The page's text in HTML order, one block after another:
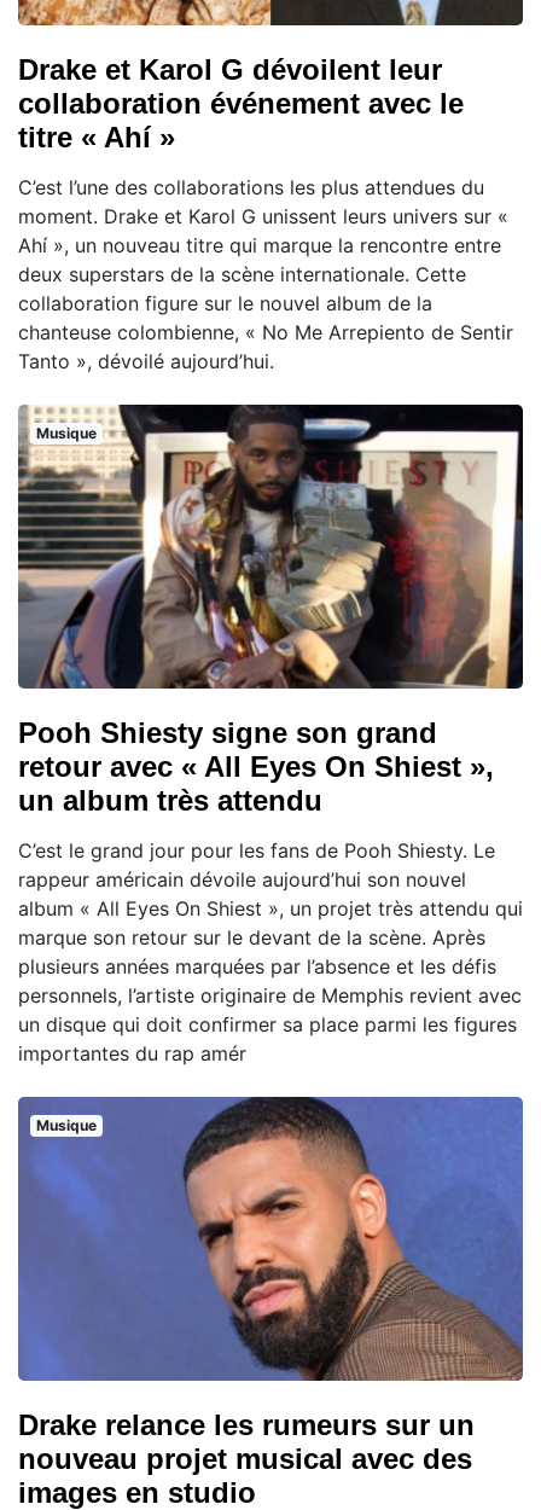
Drake et Karol G dévoilent leur
collaboration événement avec le
titre « Ahí »
C’est l’une des collaborations les plus attendues du
moment. Drake et Karol G unissent leurs univers sur «
Ahí », un nouveau titre qui marque la rencontre entre
deux superstars de la scène internationale. Cette
collaboration figure sur le nouvel album de la
chanteuse colombienne, « No Me Arrepiento de Sentir
Tanto », dévoilé aujourd’hui.
Musique
Pooh Shiesty signe son grand
retour avec « All Eyes On Shiest »,
un album très attendu
C’est le grand jour pour les fans de Pooh Shiesty. Le
rappeur américain dévoile aujourd’hui son nouvel
album « All Eyes On Shiest », un projet très attendu qui
marque son retour sur le devant de la scène. Après
plusieurs années marquées par l’absence et les défis
personnels, l’artiste originaire de Memphis revient avec
un disque qui doit confirmer sa place parmi les figures
importantes du rap amér
Musique
Drake relance les rumeurs sur un
nouveau projet musical avec des
images en studio